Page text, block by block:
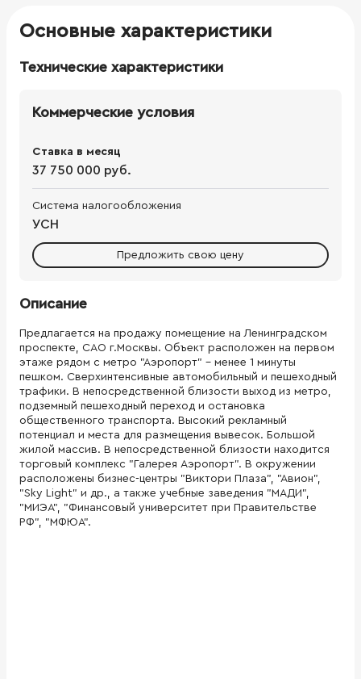
Основные характеристики
Технические характеристики
Коммерческие условия
Ставка в месяц
37 750 000 руб.
Система налогообложения
УСН
Предложить свою цену
Описание
Предлагается на продажу помещение на Ленинградском
проспекте, САО г.Москвы. Объект расположен на первом
этаже рядом с метро "Аэропорт" - менее 1 минуты
пешком. Сверхинтенсивные автомобильный и пешеходный
трафики. В непосредственной близости выход из метро,
подземный пешеходный переход и остановка
общественного транспорта. Высокий рекламный
потенциал и места для размещения вывесок. Большой
жилой массив. В непосредственной близости находится
торговый комплекс "Галерея Аэропорт". В окружении
расположены бизнес-центры "Виктори Плаза", "Авион",
"Sky Light" и др., а также учебные заведения "МАДИ",
"МИЭА", "Финансовый университет при Правительстве
РФ", "МФЮА".